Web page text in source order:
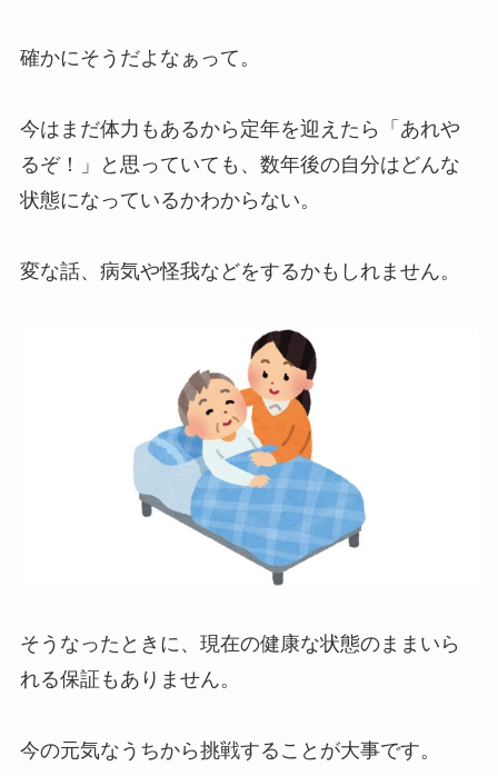
確かにそうだよなぁって。
今はまだ体力もあるから定年を迎えたら「あれや
るぞ！」と思っていても、数年後の自分はどんな
状態になっているかわからない。
変な話、病気や怪我などをするかもしれません。
そうなったときに、現在の健康な状態のままいら
れる保証もありません。
今の元気なうちから挑戦することが大事です。